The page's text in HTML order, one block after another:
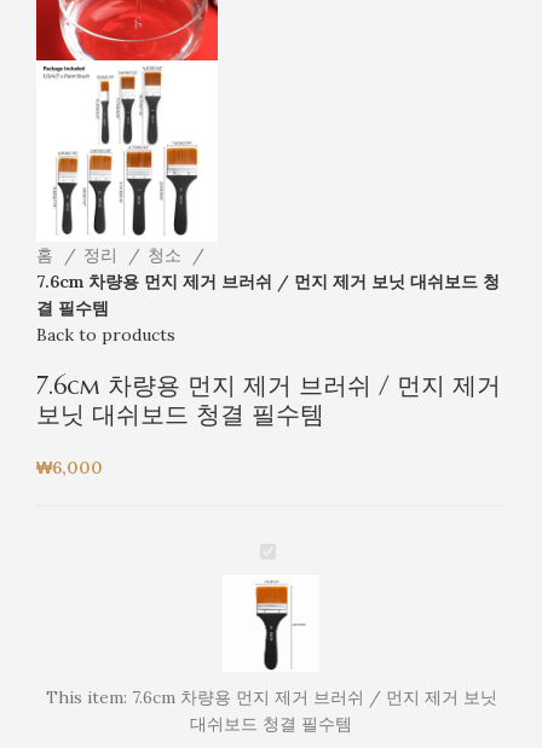
홈 정리
청소
7.6cm 차량용 먼지 제거 브러쉬 / 먼지 제거 보닛 대쉬보드 청
결 필수템
Back to products
7.6cm 차량용 먼지 제거 브러쉬 / 먼지 제거
보닛 대쉬보드 청결 필수템
₩6,000
7.6cm
차
량
용
먼
제
거
This item: 7.6cm 차량용 먼지 제거 브러쉬 / 먼지 제거 보닛
대쉬보드 청결 필수템